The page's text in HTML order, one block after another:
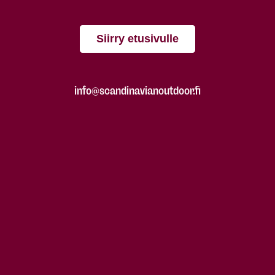
Siirry etusivulle
info@scandinavianoutdoor.fi